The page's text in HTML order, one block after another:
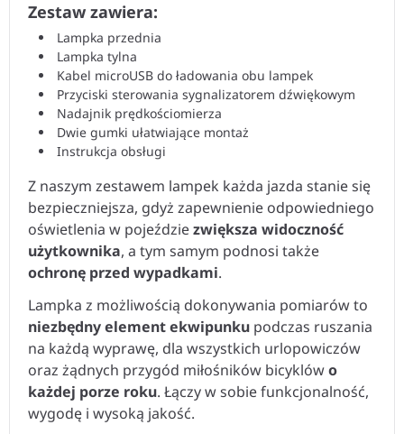
Zestaw zawiera:
Lampka przednia
Lampka tylna
Kabel microUSB do ładowania obu lampek
Przyciski sterowania sygnalizatorem dźwiękowym
Nadajnik prędkościomierza
Dwie gumki ułatwiające montaż
Instrukcja obsługi
Z naszym zestawem lampek każda jazda stanie się
bezpieczniejsza, gdyż zapewnienie odpowiedniego
oświetlenia w pojeździezwiększa widoczność
użytkownika, a tym samym podnosi także
ochronę przed wypadkami.
Lampka z możliwością dokonywania pomiarów to
niezbędny element ekwipunku podczas ruszania
na każdą wyprawę, dla wszystkich urlopowiczów
oraz żądnych przygód miłośników bicyklówo
każdej porze roku. Łączy w sobie funkcjonalność,
wygodę i wysoką jakość.